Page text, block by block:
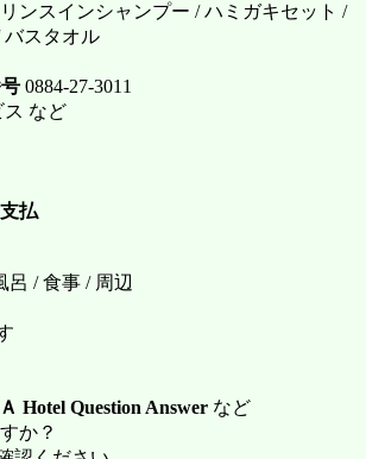
ンスインシャンプー / ハミガキセット /
バスタオル
0884-27-3011
ス など
払
呂 / 食事 / 周辺
Hotel Question Answer など
か？